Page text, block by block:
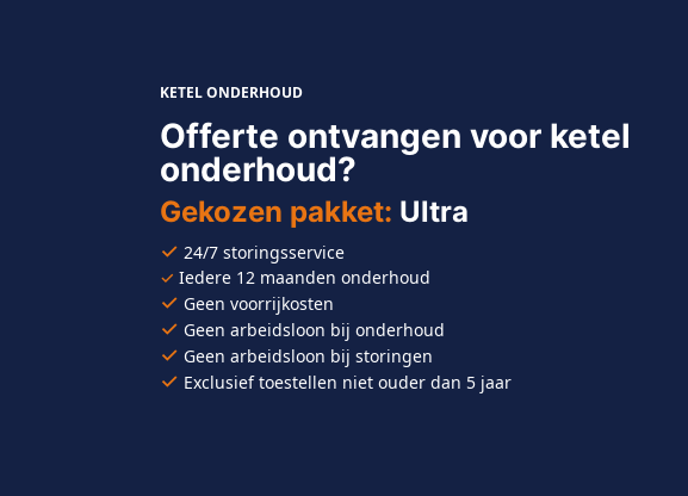
KETEL ONDERHOUD
Offerte ontvangen voor ketel
onderhoud?
Gekozen pakket: Ultra
✓ 24/7 storingsservice
✓ Iedere 12 maanden onderhoud
✓ Geen voorrijkosten
✓ Geen arbeidsloon bij onderhoud
✓ Geen arbeidsloon bij storingen
✓ Exclusief toestellen niet ouder dan 5 jaar